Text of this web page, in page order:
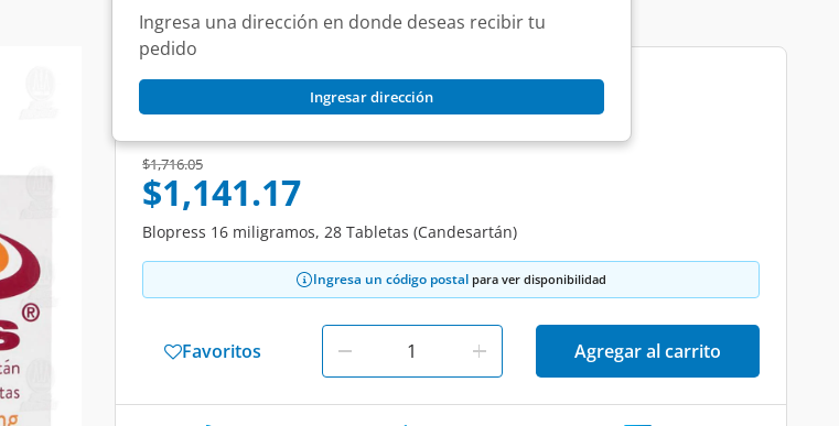
Ingresa una dirección en donde deseas recibir tu
pedido
Ingresar dirección
BLOPRESS
Blopress 16 mg, 28 Tabletas.
Price reduced from
$1,716.05to
$1,141.17
Blopress 16 miligramos, 28 Tabletas (Candesartán)
Ingresa un código postal para ver disponibilidad
Favoritos Agregar al carrito